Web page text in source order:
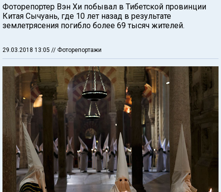
Фоторепортер Вэн Хи побывал в Тибетской провинции
Китая Сычуань, где 10 лет назад в результате
землетрясения погибло более 69 тысяч жителей.
29.03.2018 13:05 // Фоторепортажи